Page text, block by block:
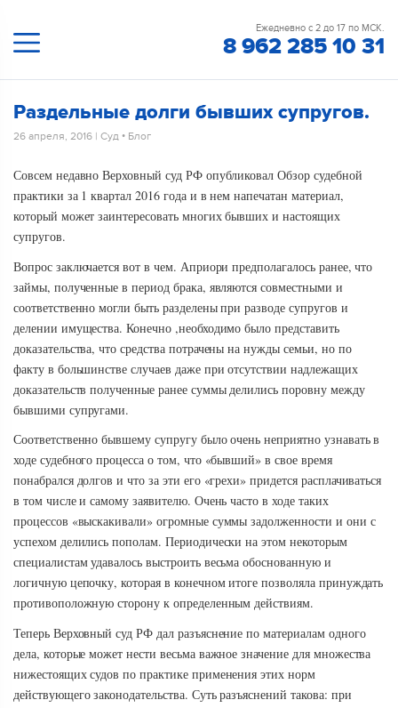
Ежедневно с 2 до 17 по МСК.
8 962 285 10 31
Раздельные долги бывших супругов.
26 апреля, 2016 | Суд • Блог
Совсем недавно Верховный суд РФ опубликовал Обзор судебной
практики за 1 квартал 2016 года и в нем напечатан материал,
который может заинтересовать многих бывших и настоящих
супругов.
Вопрос заключается вот в чем. Априори предполагалось ранее, что
займы, полученные в период брака, являются совместными и
соответственно могли быть разделены при разводе супругов и
делении имущества. Конечно ,необходимо было представить
доказательства, что средства потрачены на нужды семьи, но по
факту в большинстве случаев даже при отсутствии надлежащих
доказательств полученные ранее суммы делились поровну между
бывшими супругами.
Соответственно бывшему супругу было очень неприятно узнавать в
ходе судебного процесса о том, что «бывший» в свое время
понабрался долгов и что за эти его «грехи» придется расплачиваться
в том числе и самому заявителю. Очень часто в ходе таких
процессов «выскакивали» огромные суммы задолженности и они с
успехом делились пополам. Периодически на этом некоторым
специалистам удавалось выстроить весьма обоснованную и
логичную цепочку, которая в конечном итоге позволяла принуждать
противоположную сторону к определенным действиям.
Теперь Верховный суд РФ дал разъяснение по материалам одного
дела, которые может нести весьма важное значение для множества
нижестоящих судов по практике применения этих норм
действующего законодательства. Суть разъяснений такова: при